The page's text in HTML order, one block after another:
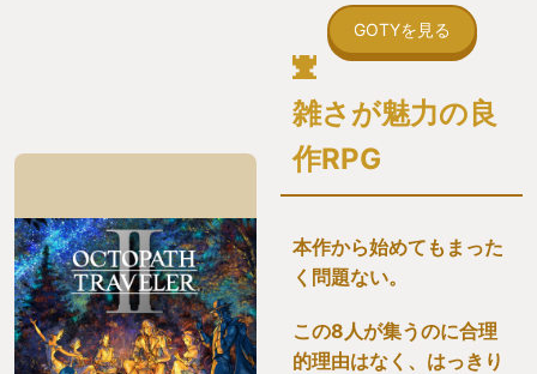
GOTYを見る
雑さが魅力の良
作RPG
本作から始めてもまった
く問題ない。
この8人が集うのに合理
的理由はなく、はっきり